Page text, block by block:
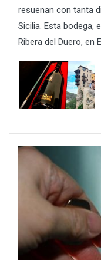
resuenan con tanta
Sicilia. Esta bodega,
Ribera del Duero, en